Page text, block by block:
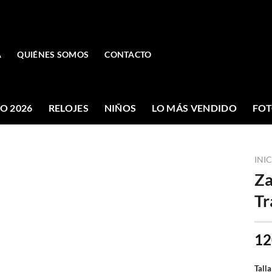
QUIÉNES SOMOS CONTACTO
2026 RELOJES NIÑOS LO MÁS VENDIDO